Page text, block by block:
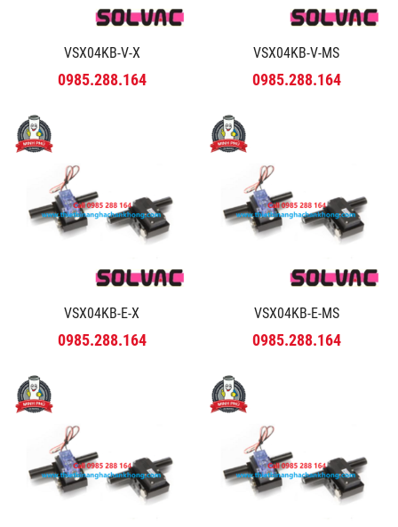
VSX04KB-V-X
0985.288.164
VSX04KB-V-MS
0985.288.164
VSX04KB-E-X
0985.288.164
VSX04KB-E-MS
0985.288.164